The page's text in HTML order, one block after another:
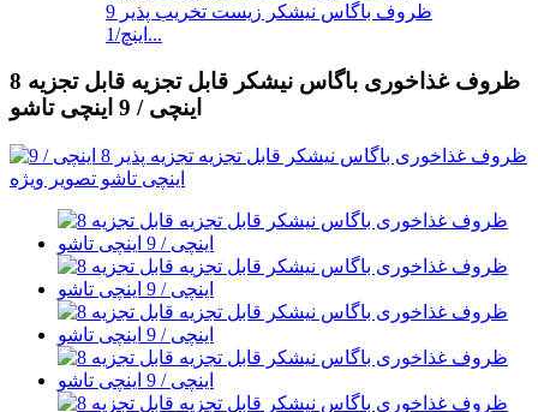
ظروف باگاس نیشکر زیست تخریب پذیر 9
اینچ/1...
ظروف غذاخوری باگاس نیشکر قابل تجزیه قابل تجزیه 8
اینچی / 9 اینچی تاشو